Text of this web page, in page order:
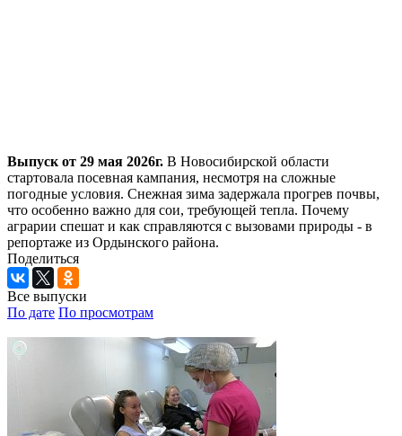
Выпуск от 29 мая 2026г. В Новосибирской области
стартовала посевная кампания, несмотря на сложные
погодные условия. Снежная зима задержала прогрев почвы,
что особенно важно для сои, требующей тепла. Почему
аграрии спешат и как справляются с вызовами природы - в
репортаже из Ордынского района.
Поделиться
Все выпуски
По дате По просмотрам